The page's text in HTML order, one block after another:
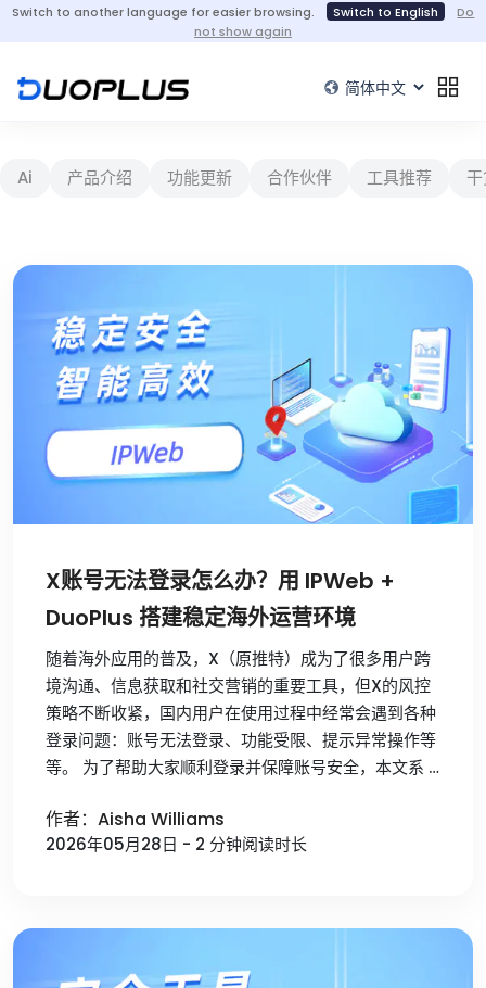
Switch to another language for easier browsing. Switch to English
Do
not show again
Ai 产品介绍 功能更新 合作伙伴 工具推荐
X账号无法登录怎么办？用 IPWeb +
DuoPlus 搭建稳定海外运营环境
随着海外应用的普及，X（原推特）成为了很多用户跨
境沟通、信息获取和社交营销的重要工具，但X的风控
策略不断收紧，国内用户在使用过程中经常会遇到各种
登录问题：账号无法登录、功能受限、提示异常操作等
等。 为了帮助大家顺利登录并保障账号安全，本文系 …
作者：Aisha Williams
2026年05月28日 - 2 分钟阅读时长